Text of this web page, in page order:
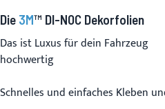
Die 3M™ DI-NOC Dekorfolien
Das ist Luxus für dein Fahrzeug
hochwertig
Schnelles und einfaches Kleben